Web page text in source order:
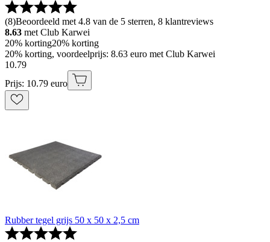
(8)Beoordeeld met 4.8 van de 5 sterren, 8 klantreviews
8.63 met Club Karwei
20% korting20% korting
20% korting, voordeelprijs: 8.63 euro met Club Karwei
10.79
Prijs: 10.79 euro
Rubber tegel grijs 50 x 50 x 2,5 cm